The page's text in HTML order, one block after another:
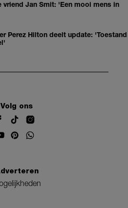
vriend Jan Smit: 'Een mooi mens in
Perez Hilton deelt update: 'Toestand
Volg ons